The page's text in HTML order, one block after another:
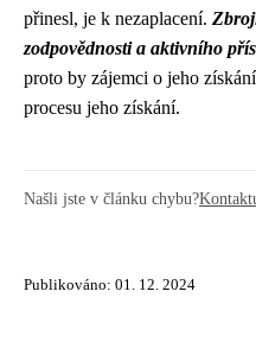
přinesl, je k nezaplacení.
zodpovědnosti a aktivního
proto by zájemci o jeho
procesu jeho získání.
Našli jste v článku chybu?
Publikováno: 01. 12. 2024